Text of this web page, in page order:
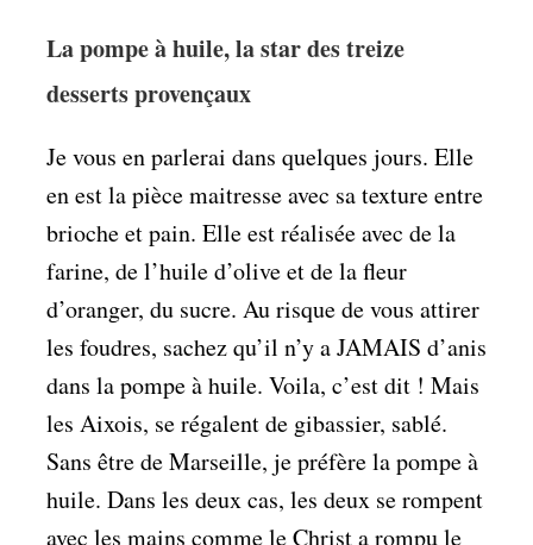
La pompe à huile, la star des treize
desserts provençaux
Je vous en parlerai dans quelques jours. Elle
en est la pièce maitresse avec sa texture entre
brioche et pain. Elle est réalisée avec de la
farine, de l’huile d’olive et de la fleur
d’oranger, du sucre. Au risque de vous attirer
les foudres, sachez qu’il n’y a JAMAIS d’anis
dans la pompe à huile. Voila, c’est dit ! Mais
les Aixois, se régalent de gibassier, sablé.
Sans être de Marseille, je préfère la pompe à
huile. Dans les deux cas, les deux se rompent
avec les mains comme le Christ a rompu le